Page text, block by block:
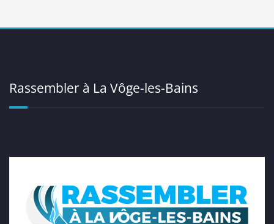
Rassembler à La Vôge-les-Bains